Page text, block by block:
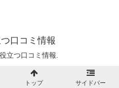
口コミ情報
立つ口コミ情報.
トップ サイドバー